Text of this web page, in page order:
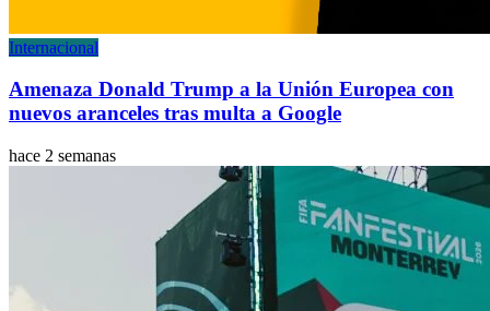
Internacional
Amenaza Donald Trump a la Unión Europea con
nuevos aranceles tras multa a Google
hace 2 semanas